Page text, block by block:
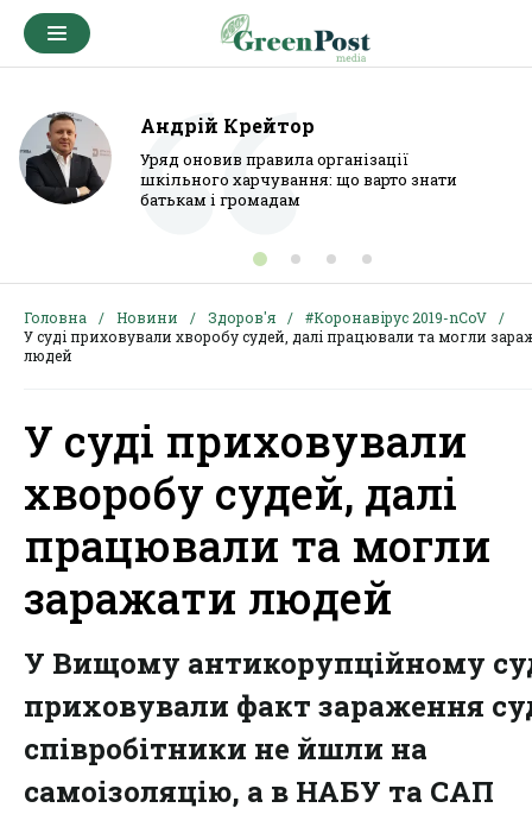
Андрій Крейтор
Уряд оновив правила організації
шкільного харчування: що варто знати
батькам і громадам
Головна Новини Здоров'я
#Коронавірус 2019-nCoV
У суді приховували хворобу судей, далі працювали та могли
людей
У суді приховували
хворобу судей, далі
працювали та могли
заражати людей
У Вищому антикорупційному
приховували факт зараження
співробітники не йшли на
самоізоляцію, а в НАБУ та САП